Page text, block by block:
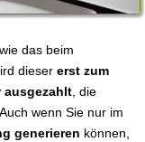
das beim
dieser erst zum
ausgezahlt , die
wenn Sie nur im
generieren können,